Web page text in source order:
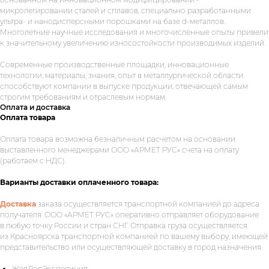
микролегировании сталей и сплавов, специально разработанными
ультра- и нанодисперсными порошками на базе d-металлов.
Многолетние научные исследования и многочисленные опыты привели
к значительному увеличению износостойкости производимых изделий.
Современные производственные площадки, инновационные
технологии, материалы, знания, опыт в металлургической области
способствуют компании в выпуске продукции, отвечающей самым
строгим требованиям и отраслевым нормам.
Оплата и доставка
Оплата товара
Оплата товара возможна безналичным расчетом на основании
выставленного менеджерами ООО «АРМЕТ РУС» счета на оплату
(работаем с НДС).
Варианты доставки оплаченного товара:
Доставка заказа осуществляется транспортной компанией до адреса
получателя. ООО «АРМЕТ РУС» оперативно отправляет оборудование
в любую точку России и стран СНГ. Отправка груза осуществляется
из Красноярска транспортной компанией по вашему выбору, имеющей
представительство или осуществляющей доставку в город назначения.
Укажите номер телефона и ваше
имя.Мы свяжемся с вами сегодня
поможем нам лучше понять вашу
задачу — прикрепите её в поле ниже.